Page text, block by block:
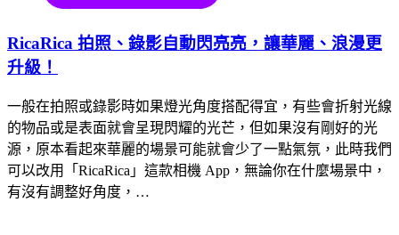
RicaRica 拍照、錄影自動閃亮亮，讓華麗、浪漫更
升級！
一般在拍照或錄影時如果燈光角度搭配得宜，有些會折射光線
的物品或是表面就會呈現閃耀的光芒，但如果沒有剛好的光
源，原本看起來華麗的場景可能就會少了一點氣氛，此時我們
可以改用「RicaRica」這款相機 App，無論你在什麼場景中，
有沒有調整好角度，…